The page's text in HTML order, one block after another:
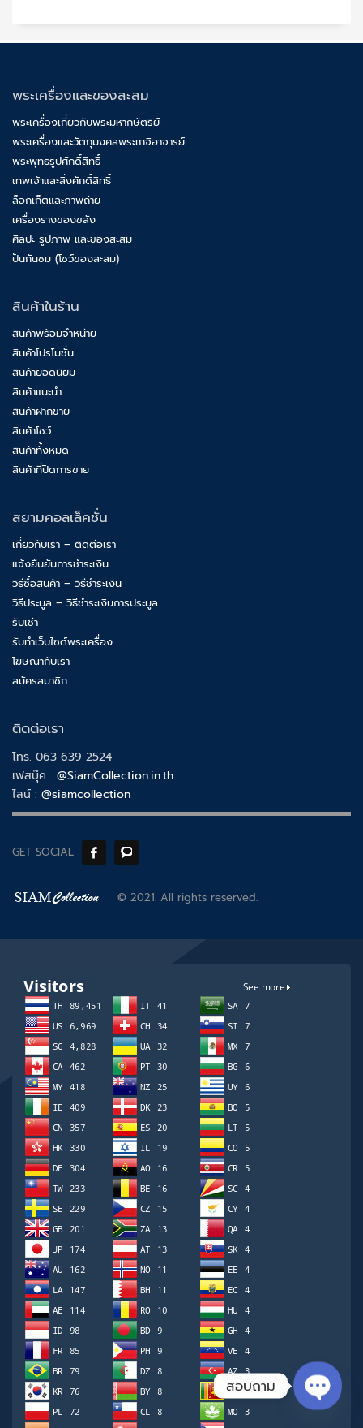
พระเครื่องและของสะสม
พระเครื่องเกี่ยวกับพระมหากษัตริย์
พระเครื่องและวัตถุมงคลพระเกจิอาจารย์
พระพุทธรูปศักดิ์สิทธิ์
เทพเจ้าและสิ่งศักดิ์สิทธิ์
ล็อกเก็ตและภาพถ่าย
เครื่องรางของขลัง
ศิลปะ รูปภาพ และของสะสม
ปันกันชม (โชว์ของสะสม)
สินค้าในร้าน
สินค้าพร้อมจำหน่าย
สินค้าโปรโมชั่น
สินค้ายอดนิยม
สินค้าแนะนำ
สินค้าฝากขาย
สินค้าโชว์
สินค้าทั้งหมด
สินค้าที่ปิดการขาย
สยามคอลเล็คชั่น
เกี่ยวกับเรา – ติดต่อเรา
แจ้งยืนยันการชำระเงิน
วิธีซื้อสินค้า – วิธีชำระเงิน
วิธีประมูล – วิธีชำระเงินการประมูล
รับเช่า
รับทำเว็บไซต์พระเครื่อง
โฆษณากับเรา
สมัครสมาชิก
ติดต่อเรา
โทร. 063 639 2524
เฟสบุ๊ค : @SiamCollection.in.th
ไลน์ : @siamcollection
GET SOCIAL
© 2021. All rights reserved.
สอบถาม
Open